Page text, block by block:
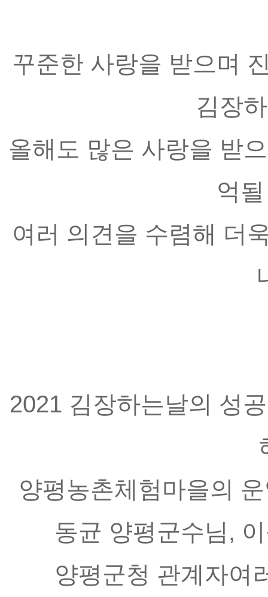
꾸준한 사랑을 받으며
김장
올해도 많은 사랑을 받
억
여러 의견을 수렴해 더
2021 김장하는날의 성
양평농촌체험마을의
동균 양평군수님,
양평군청 관계자여